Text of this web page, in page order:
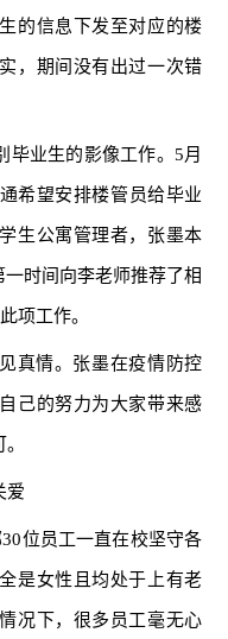
的信息下发至对应的楼
，期间没有出过一次错
毕业生的影像工作。5月
希望安排楼管员给毕业
生公寓管理者，张墨本
时间向李老师推荐了相
项工作。
真情。张墨在疫情防控
己的努力为大家带来感
爱
位员工一直在校坚守各
是女性且均处于上有老
况下，很多员工毫无心